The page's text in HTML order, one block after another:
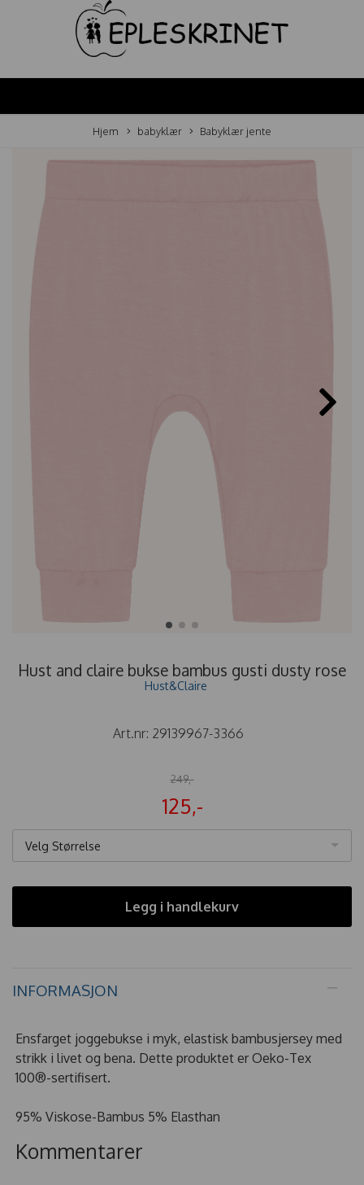
Hjem babyklær Babyklær jente
Hust and claire bukse bambus gusti dusty rose
Hust&Claire
Art.nr: 29139967-3366
249,-
125,-
Velg Størrelse
Legg i handlekurv
INFORMASJON
Ensfarget joggebukse i myk, elastisk bambusjersey med
strikk i livet og bena. Dette produktet er Oeko-Tex
100®-sertifisert.
95% Viskose-Bambus 5% Elasthan
Kommentarer